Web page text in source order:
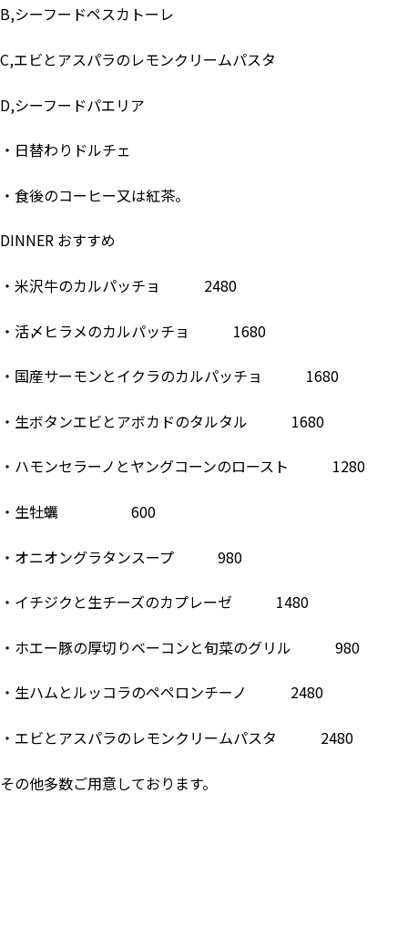
B,シーフードペスカトーレ
C,エビとアスパラのレモンクリームパスタ
D,シーフードパエリア
・日替わりドルチェ
・食後のコーヒー又は紅茶。
DINNER おすすめ
・米沢牛のカルパッチョ 2480
・活〆ヒラメのカルパッチョ 1680
・国産サーモンとイクラのカルパッチョ 1680
・生ボタンエビとアボカドのタルタル 1680
・ハモンセラーノとヤングコーンのロースト 1280
・生牡蠣 600
・オニオングラタンスープ 980
・イチジクと生チーズのカプレーゼ 1480
・ホエー豚の厚切りベーコンと旬菜のグリル 980
・生ハムとルッコラのペペロンチーノ 2480
・エビとアスパラのレモンクリームパスタ 2480
その他多数ご用意しております。